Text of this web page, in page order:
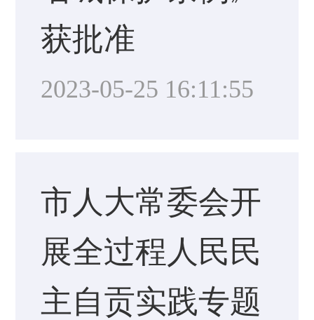
获批准
2023-05-25 16:11:55
市人大常委会开
展全过程人民民
主自贡实践专题